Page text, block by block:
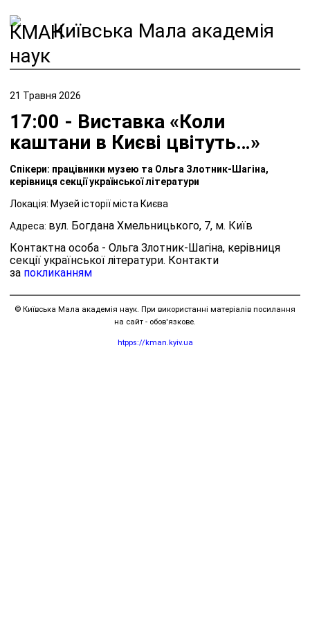
Київська Мала академія
наук
21 Травня 2026
17:00 - Виставка «Коли
каштани в Києві цвітуть…»
Спікери: працівники музею та Ольга Злотник-Шагіна,
керівниця секції української літератури
Локація: Музей історії міста Києва
Адреса: вул. Богдана Хмельницького, 7, м. Київ
Контактна особа - Ольга Злотник-Шагіна, керівниця
секції української літератури. Контакти
за покликанням
© Київська Мала академія наук. При використанні матеріалів посилання
на сайт - обов'язкове.
htpps://kman.kyiv.ua